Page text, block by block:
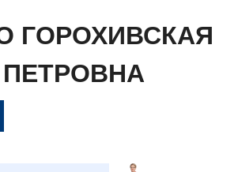
ГОРОХИВСКАЯ